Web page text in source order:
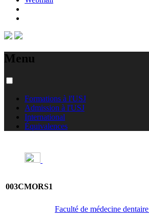
Menu
Formations à l'USJ
Admission à l'USJ
International
Équivalences
003CMORS1
Faculté de médecine dentaire